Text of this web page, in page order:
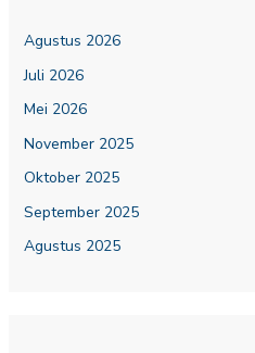
Agustus 2026
Juli 2026
Mei 2026
November 2025
Oktober 2025
September 2025
Agustus 2025